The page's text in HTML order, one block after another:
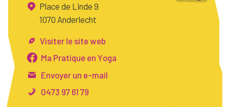
Espace pro
Place de Linde 9
1070 Anderlecht
Visiter le site web
Ma Pratique en Yoga
Envoyer un e-mail
0473 97 61 79